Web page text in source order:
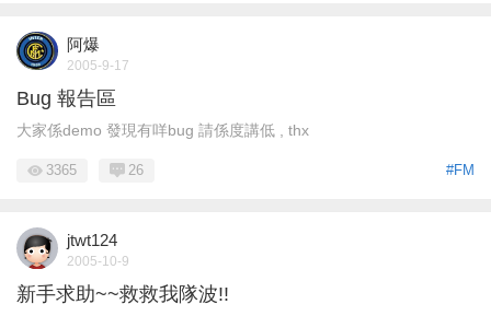
阿爆
2005-9-17
Bug 報告區
大家係demo 發現有咩bug 請係度講低 , thx
#FM
3365 26
jtwt124
2005-10-9
新手求助~~救救我隊波!!